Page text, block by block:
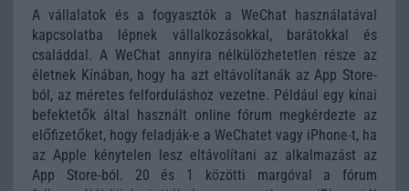
A vállalatok és a fogyasztók a WeChat használatával
kapcsolatba lépnek vállalkozásokkal, barátokkal és
családdal. A WeChat annyira nélkülözhetetlen része az
életnek Kínában, hogy ha azt eltávolítanák az App Store-
ból, az méretes felforduláshoz vezetne. Például egy kínai
befektetők által használt online fórum megkérdezte az
előfizetőket, hogy feladják-e a WeChatet vagy iPhone-t, ha
az Apple kénytelen lesz eltávolítani az alkalmazást az
App Store-ból. 20 és 1 közötti margóval a fórum